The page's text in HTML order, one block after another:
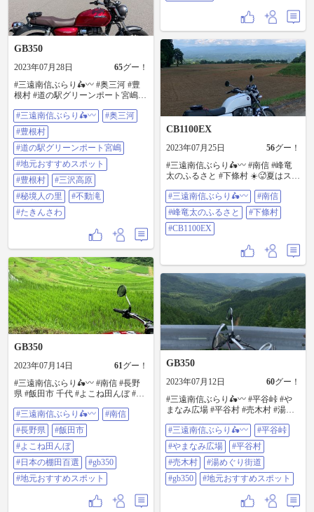
GB350
2023年07月28日 65グー！
#三遠南信ぶらり🛵〰️ #奥三河 #豊
根村 #道の駅グリーンポート宮嶋
ってみた #地元おすすめスポット ①
道の駅グリーンポート宮嶋 ②シ
ン・豊根ダムパネル ③ダムカード
＆新(珍)パワースポット ④新豊根ダ
ム湖畔 ↓ガチ ⑤真・パワースポット
#豊根村 #三沢高原 #秘境人の里 #不
動滝 ( #たきんさわ )
#三遠南信ぶらり🛵〰️
#奥三河
#豊根村
#道の駅グリーンポート宮嶋
#地元おすすめスポット
#豊根村
#三沢高原
#秘境人の里
#不動滝
#たきんさわ
CB1100EX
2023年07月25日 56グー！
#三遠南信ぶらり🛵〰️ #南信 #峰竜
太のふるさと #下條村 ☀️🥵夏はステ
行161km🏍³₃
#三遠南信ぶらり🛵〰️
#南信
#峰竜太のふるさと
#下條村
#CB1100EX
GB350
2023年07月14日 61グー！
#三遠南信ぶらり🛵〰️ #南信 #長野
県 #飯田市 千代 #よこね田んぼ #日
めスポット
#三遠南信ぶらり🛵〰️
#南信
#長野県
#飯田市
#よこね田んぼ
#日本の棚田百選
#gb350
#地元おすすめスポット
GB350
2023年07月12日 60グー！
#三遠南信ぶらり🛵〰️ #平谷峠 #や
まなみ広場 #平谷村 #売木村 #湯め
すすめスポット
#三遠南信ぶらり🛵〰️
#平谷峠
#やまなみ広場
#平谷村
#売木村
#湯めぐり街道
#gb350
#地元おすすめスポット